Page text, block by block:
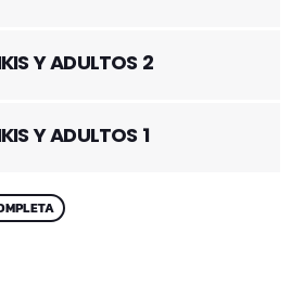
Y ADULTOS 1
Y ADULTOS 2